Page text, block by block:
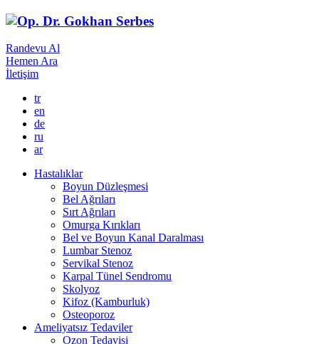
Randevu Al
Hemen Ara
İletişim
tr
en
de
ru
ar
Hastalıklar
Boyun Düzleşmesi
Bel Ağrıları
Sırt Ağrıları
Omurga Kırıkları
Bel ve Boyun Kanal Daralması
Lumbar Stenoz
Servikal Stenoz
Karpal Tünel Sendromu
Skolyoz
Kifoz (Kamburluk)
Osteoporoz
Ameliyatsız Tedaviler
Ozon Tedavisi